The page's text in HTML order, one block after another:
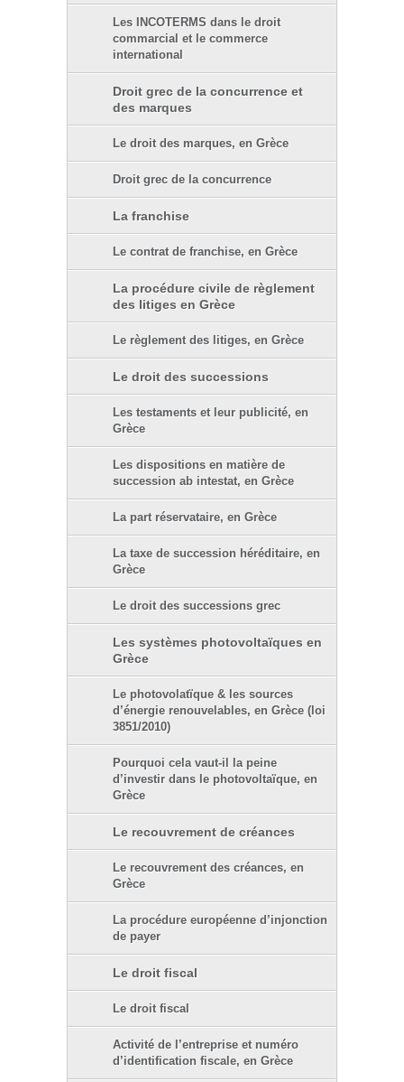
Les INCOTERMS dans le droit
commarcial et le commerce
international
Droit grec de la concurrence et
des marques
Le droit des marques, en Grèce
Droit grec de la concurrence
La franchise
Le contrat de franchise, en Grèce
La procédure civile de règlement
des litiges en Grèce
Le règlement des litiges, en Grèce
Le droit des successions
Les testaments et leur publicité, en
Grèce
Les dispositions en matière de
succession ab intestat, en Grèce
La part réservataire, en Grèce
La taxe de succession héréditaire, en
Grèce
Le droit des successions grec
Les systèmes photovoltaïques en
Grèce
Le photovolatïque & les sources
d’énergie renouvelables, en Grèce (loi
3851/2010)
Pourquoi cela vaut-il la peine
d’investir dans le photovoltaïque, en
Grèce
Le recouvrement de créances
Le recouvrement des créances, en
Grèce
La procédure européenne d’injonction
de payer
Le droit fiscal
Le droit fiscal
Activité de l’entreprise et numéro
d’identification fiscale, en Grèce